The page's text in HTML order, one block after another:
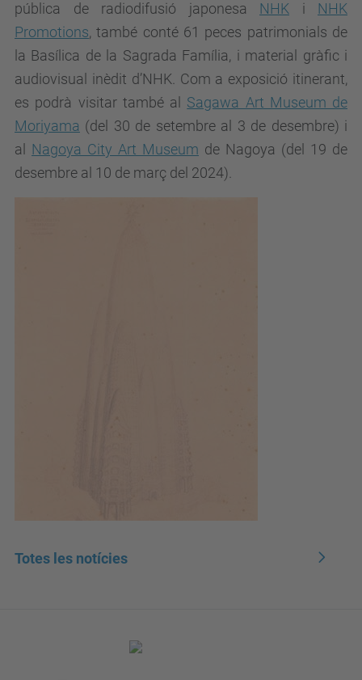
pública de radiodifusió japonesa
NHK i
NHK
Promotions, també conté 61 peces patrimonials de
la Basílica de la Sagrada Família, i material gràfic i
audiovisual inèdit d’NHK. Com a exposició itinerant,
es podrà visitar també al
Sagawa Art Museum de
Moriyama (del 30 de setembre al 3 de desembre) i
al
Nagoya City Art Museum de Nagoya (del 19 de
desembre al 10 de març del 2024).
Totes les notícies